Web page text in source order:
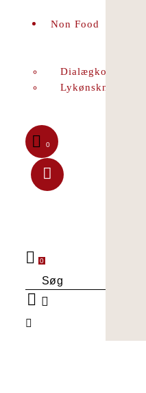
Non Food
Dialægkort
Lykønskningskort
0
0
Søg